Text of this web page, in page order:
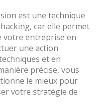
est une technique
car elle permet
votre entreprise en
une action
et en
précise, vous
le mieux pour
votre stratégie de